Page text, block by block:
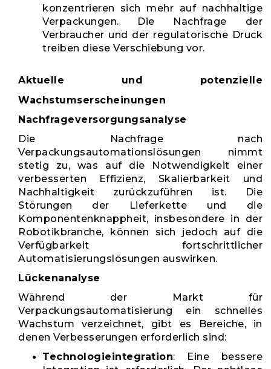
konzentrieren sich mehr auf nachhaltige
Verpackungen. Die Nachfrage der
Verbraucher und der regulatorische Druck
treiben diese Verschiebung vor.
Aktuelle und potenzielle
Wachstumserscheinungen
Nachfrageversorgungsanalyse
Die Nachfrage nach
Verpackungsautomationslösungen nimmt
stetig zu, was auf die Notwendigkeit einer
verbesserten Effizienz, Skalierbarkeit und
Nachhaltigkeit zurückzuführen ist. Die
Störungen der Lieferkette und die
Komponentenknappheit, insbesondere in der
Robotikbranche, können sich jedoch auf die
Verfügbarkeit fortschrittlicher
Automatisierungslösungen auswirken.
Lückenanalyse
Während der Markt für
Verpackungsautomatisierung ein schnelles
Wachstum verzeichnet, gibt es Bereiche, in
denen Verbesserungen erforderlich sind:
Technologieintegration: Eine bessere